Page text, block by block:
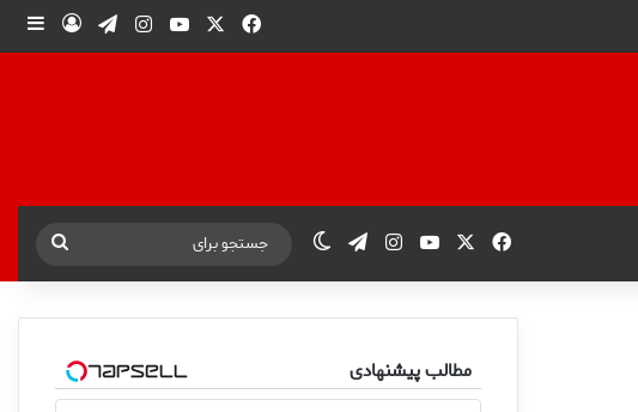
فیس بوکیوتیوباینستاگرام
تلگرامورود
فیس بوکیوتیوباینستاگرام
تلگرامتغییر پوسته
جستجو
برای
مطالب پیشنهادی